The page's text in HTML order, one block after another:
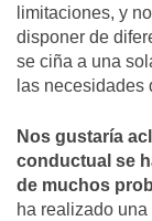
limitaciones, y
disponer de
se ciña a una
las necesidades
Nos gustaría
conductual se
de muchos
ha realizado